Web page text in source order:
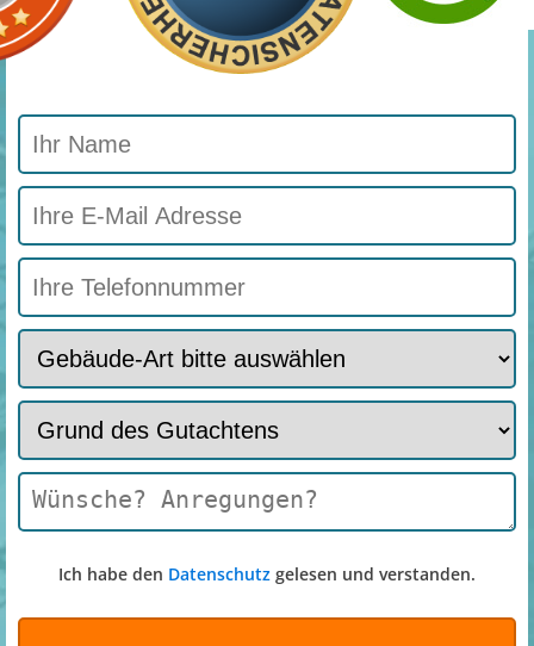
Ich habe den Datenschutz gelesen und verstanden.